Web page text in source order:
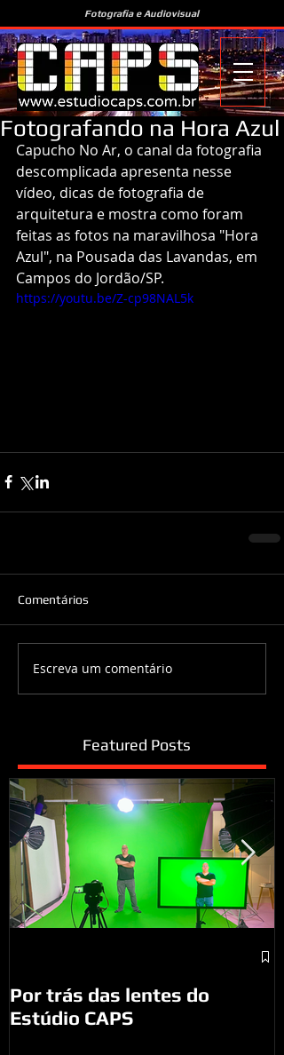
Fotografia e Audiovisual
Fotografando na Hora Azul
Capucho No Ar, o canal da fotografia
descomplicada apresenta nesse
vídeo, dicas de fotografia de
arquitetura e mostra como foram
feitas as fotos na maravilhosa "Hora
Azul", na Pousada das Lavandas, em
Campos do Jordão/SP.
https://youtu.be/Z-cp98NAL5k
Comentários
Escreva um comentário
Featured Posts
Por trás das lentes do
Estúdio CAPS